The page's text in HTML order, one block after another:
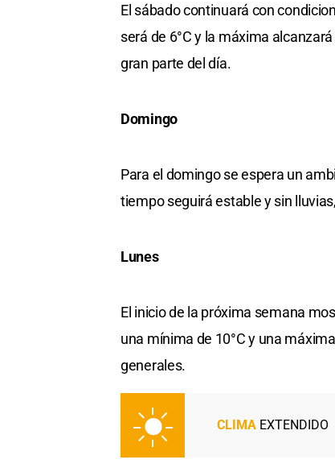
El sábado continuará con
será de 6°C y la máxima
gran parte del día.
Domingo
Para el domingo se espera un
tiempo seguirá estable y sin
Lunes
El inicio de la próxima semana
una mínima de 10°C y una
generales.
CLIMA EXTENDIDO